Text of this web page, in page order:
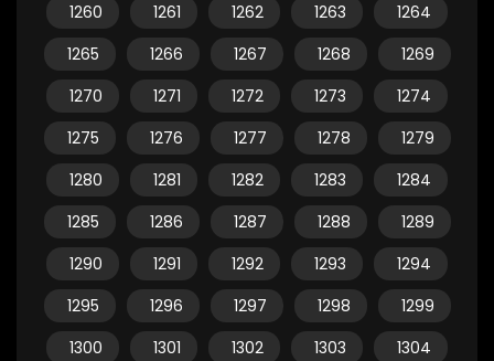
1260
1261 1262 1263
1264
1265
1266 1267 1268
1269
1270
1271 1272 1273
1274
1275
1276 1277 1278
1279
1280
1281 1282 1283
1284
1285
1286 1287 1288
1289
1290
1291 1292 1293
1294
1295
1296 1297 1298
1299
1300
1301 1302 1303
1304